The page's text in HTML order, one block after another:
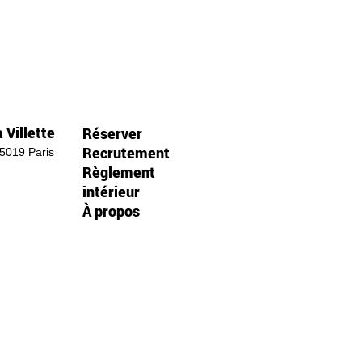
Villette
Paris
Réserver
Recrutement
Règlement
intérieur
À propos